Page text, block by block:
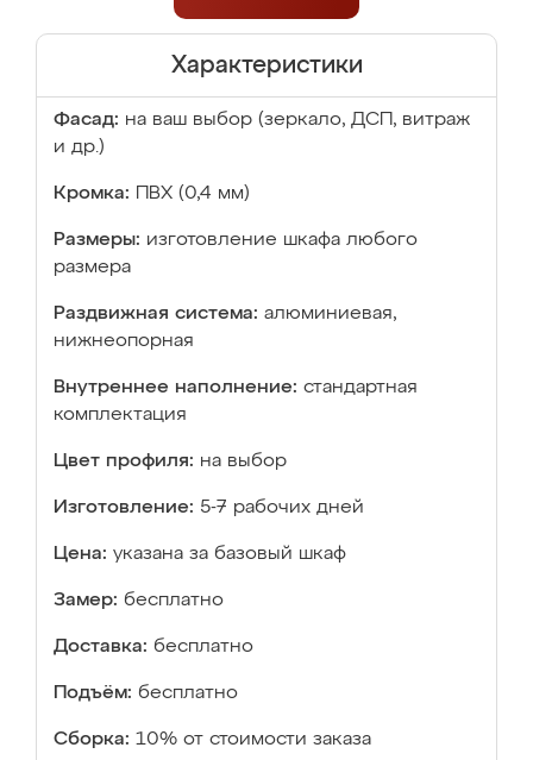
Характеристики
Фасад: на ваш выбор (зеркало, ДСП, витраж
и др.)
Кромка: ПВХ (0,4 мм)
Размеры: изготовление шкафа любого
размера
Раздвижная система: алюминиевая,
нижнеопорная
Внутреннее наполнение: стандартная
комплектация
Цвет профиля: на выбор
Изготовление: 5-7 рабочих дней
Цена: указана за базовый шкаф
Замер: бесплатно
Доставка: бесплатно
Подъём: бесплатно
Сборка: 10% от стоимости заказа